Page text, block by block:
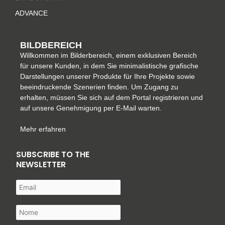
f
ADVANCE
BILDBEREICH
Willkommen im Bilderbereich, einem exklusiven Bereich
für unsere Kunden, in dem Sie minimalistische grafische
Darstellungen unserer Produkte für Ihre Projekte sowie
beeindruckende Szenerien finden. Um Zugang zu
erhalten, müssen Sie sich auf dem Portal registrieren und
auf unsere Genehmigung per E-Mail warten.
Mehr erfahren
SUBSCRIBE TO THE
NEWSLETTER